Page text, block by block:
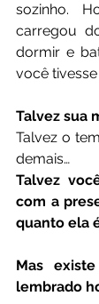
sozinho.
carregou
dormir e
você tivesse
Talvez sua
Talvez o
demais…
Talvez
com a
quanto ela
Mas
lembrado